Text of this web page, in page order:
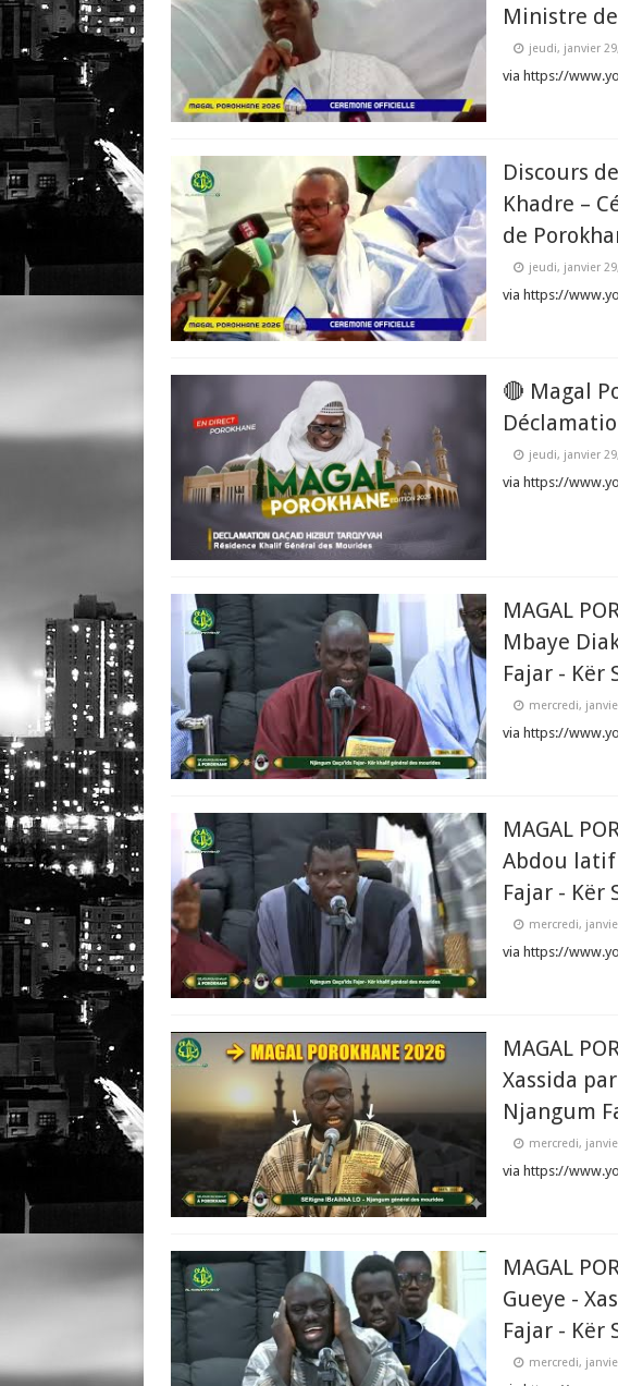
Ministre
jeudi, janvier
via https://
Discours
Khadre –
de
jeudi, janvier
via https://
🔴 Magal
jeudi, janvier
via https://
MAGAL
Mbaye
Fajar - Kër
mercredi,
via https://
MAGAL
Abdou latif
Fajar - Kër
mercredi,
via https://
MAGAL
Xassida
Njangum
mercredi,
via https://
MAGAL
Gueye -
Fajar - Kër
mercredi,